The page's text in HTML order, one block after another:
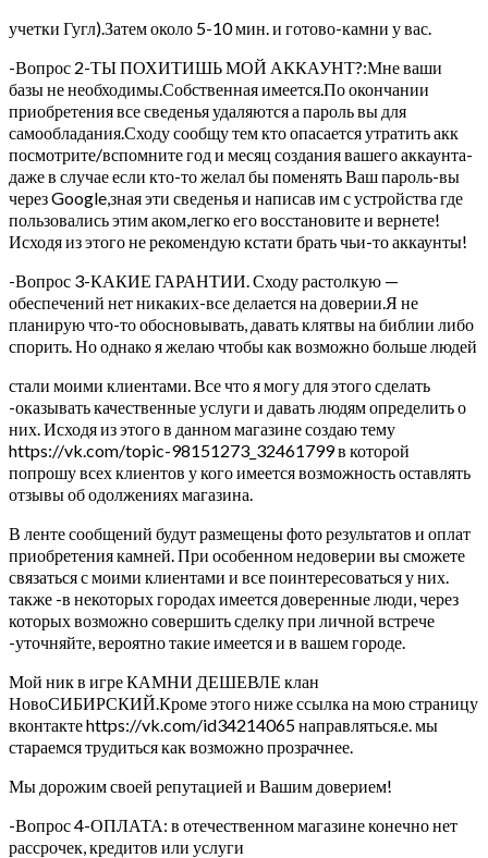
учетки Гугл).Затем около 5-10 мин. и готово-камни у вас.
-Вопрос 2-ТЫ ПОХИТИШЬ МОЙ АККАУНТ?:Мне ваши
базы не необходимы.Собственная имеется.По окончании
приобретения все сведенья удаляются а пароль вы для
самообладания.Сходу сообщу тем кто опасается утратить акк
посмотрите/вспомните год и месяц создания вашего аккаунта-
даже в случае если кто-то желал бы поменять Ваш пароль-вы
через Google,зная эти сведенья и написав им с устройства где
пользовались этим аком,легко его восстановите и вернете!
Исходя из этого не рекомендую кстати брать чьи-то аккаунты!
-Вопрос 3-КАКИЕ ГАРАНТИИ. Сходу растолкую —
обеспечений нет никаких-все делается на доверии.Я не
планирую что-то обосновывать, давать клятвы на библии либо
спорить. Но однако я желаю чтобы как возможно больше людей
стали моими клиентами. Все что я могу для этого сделать
-оказывать качественные услуги и давать людям определить о
них. Исходя из этого в данном магазине создаю тему
https://vk.com/topic-98151273_32461799 в которой
попрошу всех клиентов у кого имеется возможность оставлять
отзывы об одолжениях магазина.
В ленте сообщений будут размещены фото результатов и оплат
приобретения камней. При особенном недоверии вы сможете
связаться с моими клиентами и все поинтересоваться у них.
также -в некоторых городах имеется доверенные люди, через
которых возможно совершить сделку при личной встрече
-уточняйте, вероятно такие имеется и в вашем городе.
Мой ник в игре КАМНИ ДЕШЕВЛЕ клан
НовоСИБИРСКИЙ.Кроме этого ниже ссылка на мою страницу
вконтакте https://vk.com/id34214065 направляться.е. мы
стараемся трудиться как возможно прозрачнее.
Мы дорожим своей репутацией и Вашим доверием!
-Вопрос 4-ОПЛАТА: в отечественном магазине конечно нет
рассрочек, кредитов или услуги